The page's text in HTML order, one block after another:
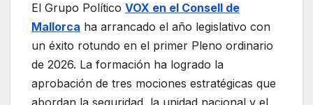
El Grupo Político VOX en el Consell de
Mallorca ha arrancado el año legislativo con
un éxito rotundo en el primer Pleno ordinario
de 2026. La formación ha logrado la
aprobación de tres mociones estratégicas que